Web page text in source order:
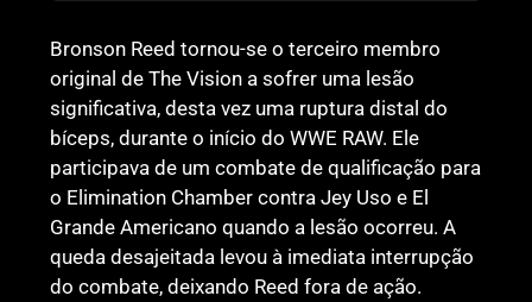
Bronson Reed tornou-se o terceiro membro
original de The Vision a sofrer uma lesão
significativa, desta vez uma ruptura distal do
bíceps, durante o início do WWE RAW. Ele
participava de um combate de qualificação para
o Elimination Chamber contra Jey Uso e El
Grande Americano quando a lesão ocorreu. A
queda desajeitada levou à imediata interrupção
do combate, deixando Reed fora de ação.